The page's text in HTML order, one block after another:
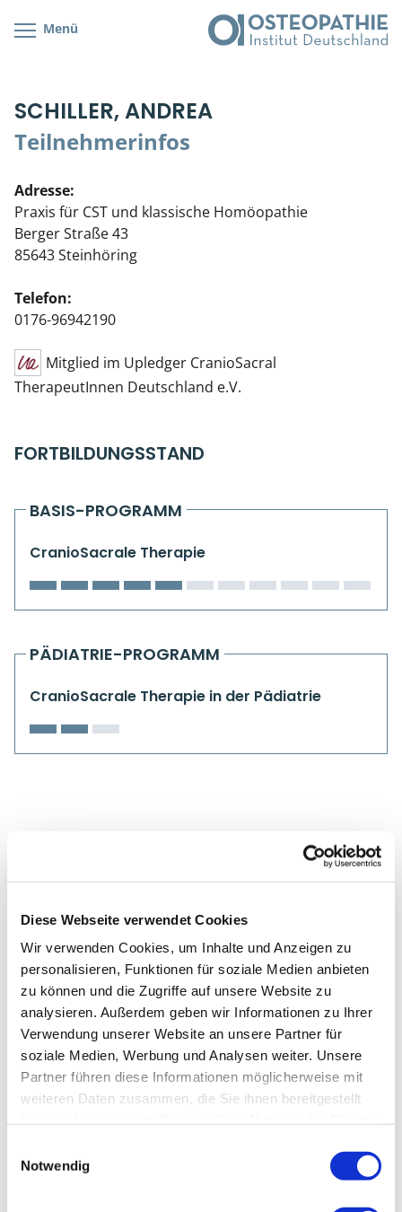
Diese Webseite verwendet Cookies
Wir verwenden Cookies, um Inhalte und Anzeigen zu
personalisieren, Funktionen für soziale Medien anbieten
zu können und die Zugriffe auf unsere Website zu
analysieren. Außerdem geben wir Informationen zu Ihrer
Verwendung unserer Website an unsere Partner für
soziale Medien, Werbung und Analysen weiter. Unsere
Partner führen diese Informationen möglicherweise mit
weiteren Daten zusammen, die Sie ihnen bereitgestellt
Notwendig
Menü
SCHILLER, ANDREA
Teilnehmerinfos
Adresse:
Praxis für CST und klassische Homöopathie
Berger Straße 43
85643 Steinhöring
Telefon:
0176-96942190
Mitglied im Upledger CranioSacral
TherapeutInnen Deutschland e.V.
FORTBILDUNGSSTAND
BASIS-PROGRAMM
CranioSacrale Therapie
PÄDIATRIE-PROGRAMM
CranioSacrale Therapie in der Pädiatrie
Cranial/Neurale Osteopathie
Parietale Osteopathie
Viszerale Osteopathie
Klinische & Praktische Kurse
Live Online-Kurse
Postgraduate- & Spezialkurse
CranioSacrale Ausbildung
Kursorte mit Kursangeboten
Bonus-Programm
Veranstaltungsticket DB
Wissenswertes
Teilnehmerliste
Stellenbörse
Soziales Engagement